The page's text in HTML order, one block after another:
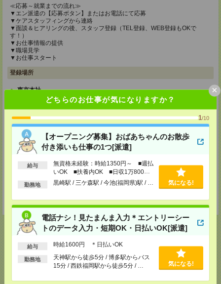
どちらのお仕事が気になりますか？
1/10
【オープニング募集】おばあちゃんのお散歩
付き添いも仕事の1つ[派遣]
給与
無資格未経験：時給1350円～ ■週払
いOK ■扶養内OK ■日収1万800円
以上
勤務地 黒崎駅 / 三ケ森駅 / 今池(福岡県)駅 / … 気になる!
電話ナシ！見たまんま入力＊エントリーシー
トのデータ入力・短期OK・日払いOK[派遣]
給与 時給1600円 ＊日払いOK
勤務地
天神駅から徒歩5分 / 博多駅からバス
15分 / 西鉄福岡駅から徒歩5分 / …
気になる!
×
≪応募～就業までの流れ≫
▼エン派遣の【応募ボタン】またはお電話にて応募
▼ケアスタッフィングから連絡
▼面談＆ヒアリングの後、スタッフ登録（TEL登録、WEB登録もOKで
す！）
▼お仕事情報の提供
▼職場見学
▼お仕事スタート
登録場所
東京本社
〒101-0034 東京都千代田区神田東紺屋町２８－１ VORT神田2 7F
担当：担当者
熊本支店
〒860-0805 熊本県熊本市中央区桜町2-37 錦桜町ビル8F-A
TEL：0120-936-286
担当：担当者
北九州支店
〒802-0005 福岡県北九州市小倉北区堺町２－１－１ 角田ビル小倉 ７０７
担当：担当者
応募ページへ